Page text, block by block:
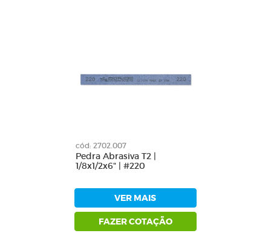
cód: 2702.007
Pedra Abrasiva T2 |
1/8x1/2x6" | #220
VER MAIS
FAZER COTAÇÃO